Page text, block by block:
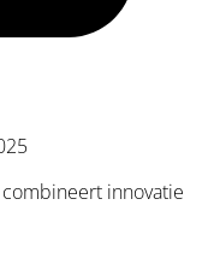
innovatie